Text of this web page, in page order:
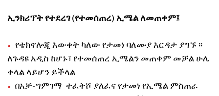
ኢንክሪፕት የተደረገ (የተመሰጠረ) ኢሜል ለመጠቀም፤
የቴክኖሎጂ እውቀት ካለው የታመነ ባለሙያ እርዳታ ያግኙ ፡፡
ለጉዳዩ አዲስ ከሆኑ፣ የተመሰጠረ ኢሜልን መጠቀም መቻል ሁሌ
ቀላል ላይሆን ይችላል
በአቻ-ግምገማ ተፈትሾ ያለፈና የታመነ የኢሜል ምስጠራ